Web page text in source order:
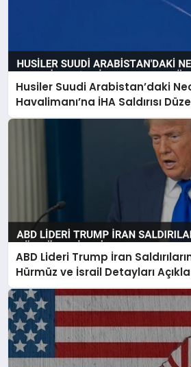
Husiler Suudi Arabistan’daki
Havalimanı’na İHA Saldırısı
ABD Lideri Trump İran
Hürmüz ve İsrail Detayları